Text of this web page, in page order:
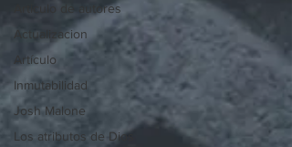
Articulo de autores
Actualizacion
Artículo
Inmutabilidad
Josh Malone
Los atributos de Dios